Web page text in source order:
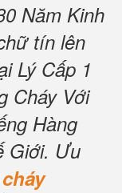
Năm Kinh
tín lên
Lý Cấp 1
Cháy Với
Hàng
Giới. Ưu